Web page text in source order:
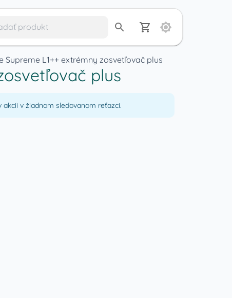
Supreme L1++ extrémny zosvetľovač plus
plus
v žiadnom sledovanom reťazci.